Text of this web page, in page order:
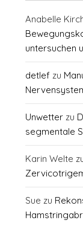
Anabelle
untersuchen
detlef zu
Unwetter zu
segmentale
Karin Welte
Sue zu